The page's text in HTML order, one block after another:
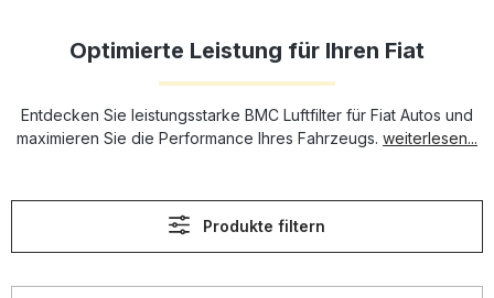
Optimierte Leistung für Ihren Fiat
Entdecken Sie leistungsstarke BMC Luftfilter für Fiat Autos und
maximieren Sie die Performance Ihres Fahrzeugs. weiterlesen...
Produkte filtern